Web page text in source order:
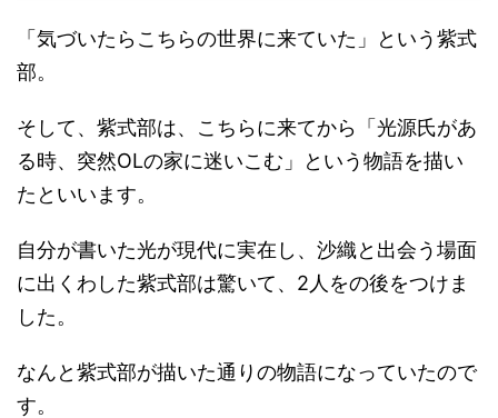
「気づいたらこちらの世界に来ていた」という紫式
部。
そして、紫式部は、こちらに来てから「光源氏があ
る時、突然OLの家に迷いこむ」という物語を描い
たといいます。
自分が書いた光が現代に実在し、沙織と出会う場面
に出くわした紫式部は驚いて、2人をの後をつけま
した。
なんと紫式部が描いた通りの物語になっていたので
す。